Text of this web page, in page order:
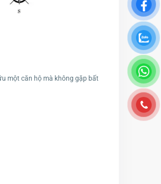
một căn hộ mà không gặp bất